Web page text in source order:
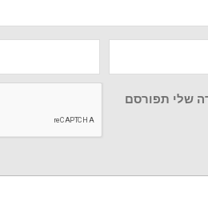
שלי תפורסם